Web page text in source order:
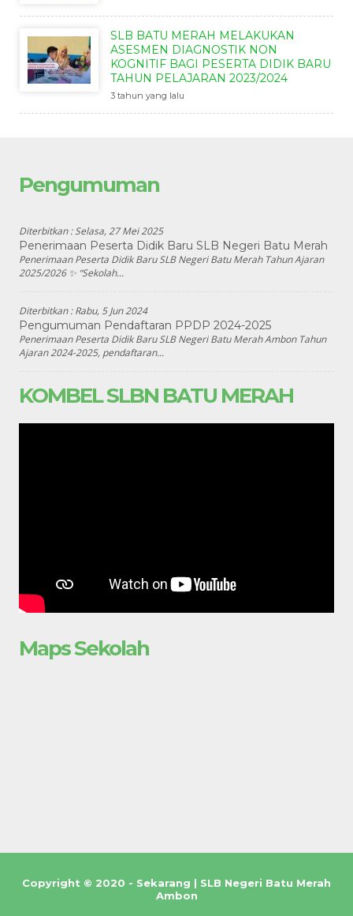
SLB BATU MERAH MELAKUKAN
ASESMEN DIAGNOSTIK NON
KOGNITIF BAGI PESERTA DIDIK BARU
TAHUN PELAJARAN 2023/2024
3 tahun yang lalu
Pengumuman
Diterbitkan :Selasa, 27 Mei 2025
Penerimaan Peserta Didik Baru SLB Negeri Batu Merah
Penerimaan Peserta Didik Baru SLB Negeri Batu Merah Tahun Ajaran
2025/2026 ✨ “Sekolah...
Diterbitkan :Rabu, 5 Jun 2024
Pengumuman Pendaftaran PPDP 2024-2025
Penerimaan Peserta Didik Baru SLB Negeri Batu Merah Ambon Tahun
Ajaran 2024-2025, pendaftaran...
KOMBEL SLBN BATU MERAH
Maps Sekolah
Copyright © 2020 - Sekarang | SLB Negeri Batu Merah
Ambon